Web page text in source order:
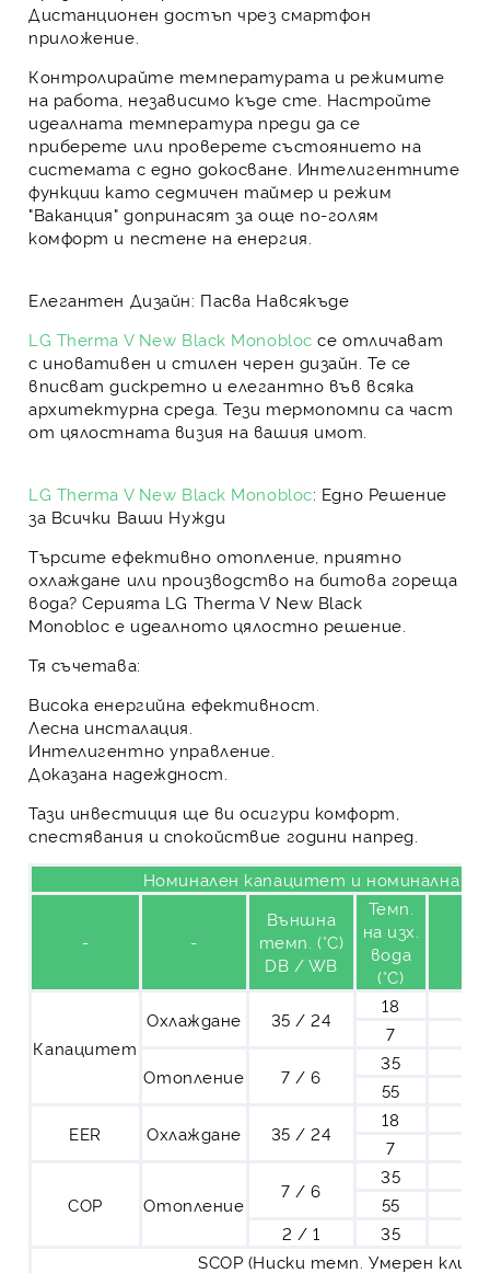
Дистанционен достъп чрез смартфон
приложение.
Контролирайте температурата и режимите
на работа, независимо къде сте. Настройте
идеалната температура преди да се
приберете или проверете състоянието на
системата с едно докосване. Интелигентните
функции като седмичен таймер и режим
"Ваканция" допринасят за още по-голям
комфорт и пестене на енергия.
Елегантен Дизайн: Пасва Навсякъде
LG Therma V New Black Monobloc се отличават
с иновативен и стилен черен дизайн . Те се
вписват дискретно и елегантно във всяка
архитектурна среда. Тези термопомпи са част
от цялостната визия на вашия имот.
LG Therma V New Black Monobloc: Едно Решение
за Всички Ваши Нужди
Търсите ефективно отопление, приятно
охлаждане или производство на битова гореща
вода? Серията LG Therma V New Black
Monobloc е идеалното цялостно решение.
Тя съчетава:
Висока енергийна ефективност.
Лесна инсталация.
Интелигентно управление.
Доказана надеждност.
Тази инвестиция ще ви осигури комфорт,
спестявания и спокойствие години напред.
Номинален капацитет и номинална
- -
Външна
темп. (°C)
DB / WB
Темп.
на изх.
вода
(°C)
Капацитет
Охлаждане 35 / 24
18
7
Отопление
7 / 6
35
55
EER
Охлаждане 35 / 24
18
7
COP Отопление
7 / 6
35
55
2 / 1
35
SCOP (Ниски темп. Умерен